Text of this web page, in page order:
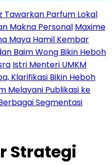
Tawarkan Parfum Lokal
Makna Personal Maxime
Maya Hamil Kembar
Baim Wong Bikin Heboh
Istri Menteri UMKM
Klarifikasi Bikin Heboh
Melayani Publikasi ke
Segmentasi
Strategi